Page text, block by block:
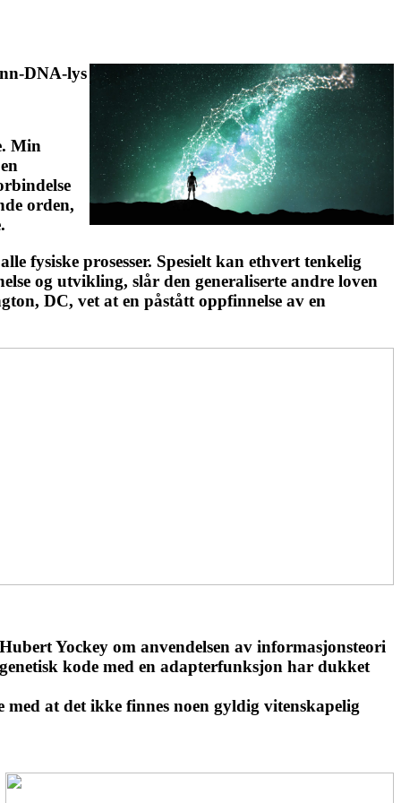
DNA-lys
Min
orden,
fysiske prosesser. Spesielt kan ethvert tenkelig
og utvikling, slår den generaliserte andre loven
DC, vet at en påstått oppfinnelse av en
Yockey om anvendelsen av informasjonsteori
kode med en adapterfunksjon har dukket
at det ikke finnes noen gyldig vitenskapelig